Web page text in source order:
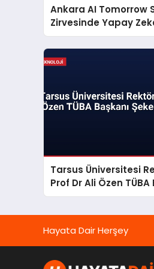
Ankara AI Tomorrow
Zirvesinde Yapay
Stratejileri Konuşuldu
Tarsus Üniversitesi
Prof Dr Ali Özen TÜBA
Şeker ile görüştü
Hayata Dair Herşey